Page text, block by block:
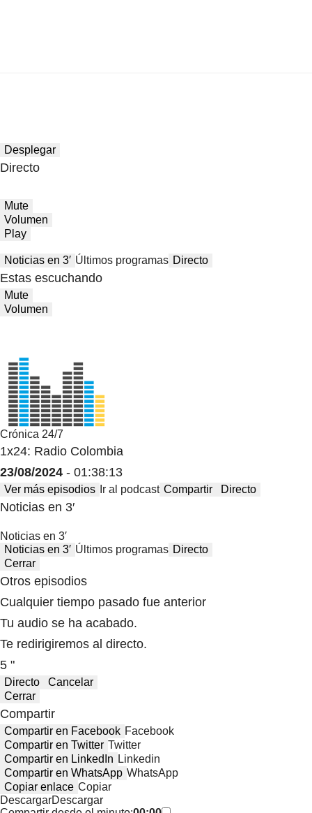
Desplegar
Directo
Mute
Volumen
Play
Noticias en 3′ Últimos programas Directo
Estas escuchando
Mute
Volumen
Crónica 24/7
1x24: Radio Colombia
23/08/2024 - 01:38:13
Ver más episodios Ir al podcast Compartir Directo
Noticias en 3′
Noticias en 3′
Noticias en 3′ Últimos programas Directo
Cerrar
Otros episodios
Cualquier tiempo pasado fue anterior
Tu audio se ha acabado.
Te redirigiremos al directo.
5 "
Directo
Cancelar
Cerrar
Compartir
Compartir en Facebook Facebook
Compartir en Twitter Twitter
Compartir en LinkedIn Linkedin
Compartir en WhatsApp WhatsApp
Copiar enlace Copiar
DescargarDescargar